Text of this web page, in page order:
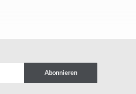
Abonnieren